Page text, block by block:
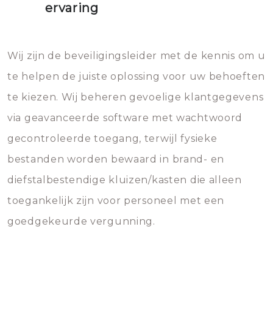
ervaring
Wij zijn de beveiligingsleider met de kennis om u
te helpen de juiste oplossing voor uw behoeften
te kiezen. Wij beheren gevoelige klantgegevens
via geavanceerde software met wachtwoord
gecontroleerde toegang, terwijl fysieke
bestanden worden bewaard in brand- en
diefstalbestendige kluizen/kasten die alleen
toegankelijk zijn voor personeel met een
goedgekeurde vergunning.